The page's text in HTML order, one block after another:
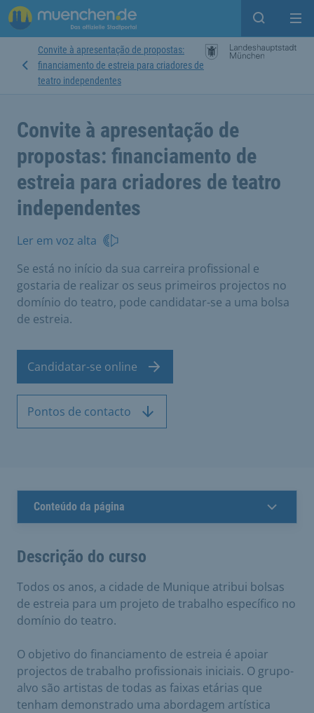
Open
Convite à apresentação de propostas:
financiamento de estreia para criadores de
teatro independentes
Convite à apresentação de
propostas: financiamento de
estreia para criadores de teatro
independentes
Ler em voz alta
Se está no início da sua carreira profissional e
gostaria de realizar os seus primeiros projectos no
domínio do teatro, pode candidatar-se a uma bolsa
de estreia.
Candidatar-se online
Pontos de contacto
Conteúdo da página
Descrição do curso
Todos os anos, a cidade de Munique atribui bolsas
de estreia para um projeto de trabalho específico no
domínio do teatro.
O objetivo do financiamento de estreia é apoiar
projectos de trabalho profissionais iniciais. O grupo-
alvo são artistas de todas as faixas etárias que
tenham demonstrado uma abordagem artística